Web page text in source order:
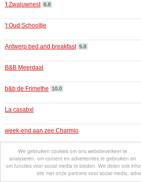
We gebruiken cookies om ons websiteverkeer te
analyseren, om content en advertenties te gebruiken en
om functies voor social media te bieden. We delen ook
site met onze partners voor social media,
't Zwaluwnest 8.8
't Oud Schooltje
Antwerp bed and breakfast 9.8
B&B Meerdaal
b&b de Frimethe 10.0
La casabxl
week-end aan zee Charmio
Maison AZ
Les Cresses